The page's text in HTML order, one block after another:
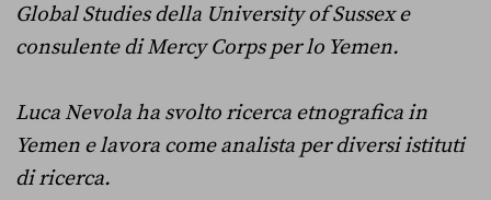
Global Studies della University of Sussex e
consulente di Mercy Corps per lo Yemen.
Luca Nevola ha svolto ricerca etnografica in
Yemen e lavora come analista per diversi istituti
di ricerca.